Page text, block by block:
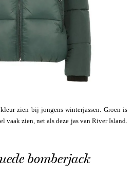
zien bij jongens winterjassen. Groen is
vaak zien, net als deze jas van River Island.
bomberjack